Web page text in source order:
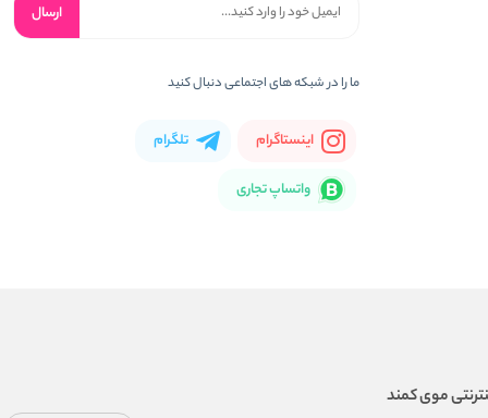
ارسال
ما را در شبکه های اجتماعی دنبال کنید
اینستاگرام تلگرام
واتساپ تجاری
موی کمند